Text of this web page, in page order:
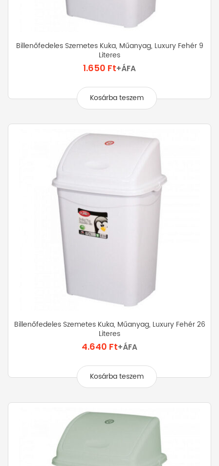
Billenőfedeles Szemetes Kuka, Műanyag, Luxury Fehér 9
Literes
1.650 Ft+ÁFA
Kosárba teszem
Billenőfedeles Szemetes Kuka, Műanyag, Luxury Fehér 26
Literes
4.640 Ft+ÁFA
Kosárba teszem